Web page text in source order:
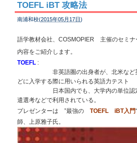
TOEFL iBT 攻略法
南浦和校(2015年05月17日)
語学教材会社、COSMOPIER 主催のセミナ
内容をご紹介します。
TOEFL :
非英語圏の出身者が、北米など英
どに入学する際に用いられる英語力テスト
日本国内でも、大学内の単位認定
遣選考などで利用されている。
プレゼンターは ”最強の TOEFL iBT入門
師、上原雅子氏。